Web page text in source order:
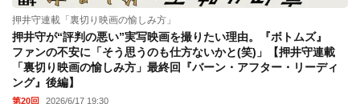
押井守連載「裏切り映画の愉しみ方」
押井守が“評判の悪い”実写映画を撮りたい理由。『ボトムズ』
ファンの不安に「そう思うのも仕方ないかと(笑)」【押井守連載
「裏切り映画の愉しみ方」最終回『バーン・アフター・リーディ
ング』後編】
第20回 2026/6/17 19:30